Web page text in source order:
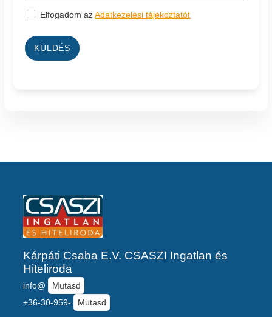
Elfogadom azAdatkezelési tájékoztatót
KÜLDÉS
Kárpáti Csaba E.V. CSASZI Ingatlan és
Hiteliroda
info@
Mutasd
+36-30-959-
Mutasd